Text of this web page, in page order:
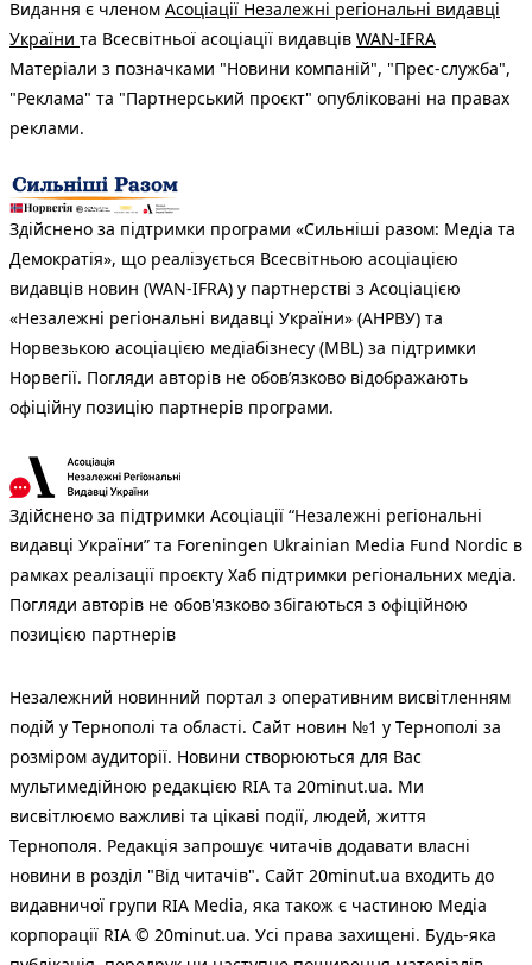
Видання є членом Асоціації Незалежні регіональні видавці
України та Всесвітньої асоціації видавців WAN-IFRA
Матеріали з позначками "Новини компаній", "Прес-служба",
"Реклама" та "Партнерський проєкт" опубліковані на правах
реклами.
Здійснено за підтримки програми «Сильніші разом: Медіа та
Демократія», що реалізується Всесвітньою асоціацією
видавців новин (WAN-IFRA) у партнерстві з Асоціацією
«Незалежні регіональні видавці України» (АНРВУ) та
Норвезькою асоціацією медіабізнесу (MBL) за підтримки
Норвегії. Погляди авторів не обов’язково відображають
офіційну позицію партнерів програми.
Здійснено за підтримки Асоціації “Незалежні регіональні
видавці України” та Foreningen Ukrainian Media Fund Nordic в
рамках реалізації проєкту Хаб підтримки регіональних медіа.
Погляди авторів не обов'язково збігаються з офіційною
позицією партнерів
Незалежний новинний портал з оперативним висвітленням
подій у Тернополі та області. Сайт новин №1 у Тернополі за
розміром аудиторії. Новини створюються для Вас
мультимедійною редакцією RIA та 20minut.ua. Ми
висвітлюємо важливі та цікаві події, людей, життя
Тернополя. Редакція запрошує читачів додавати власні
новини в розділ "Від читачів". Сайт 20minut.ua входить до
видавничої групи RIA Media, яка також є частиною Медіа
корпорації RIA © 20minut.ua. Усі права захищені. Будь-яка